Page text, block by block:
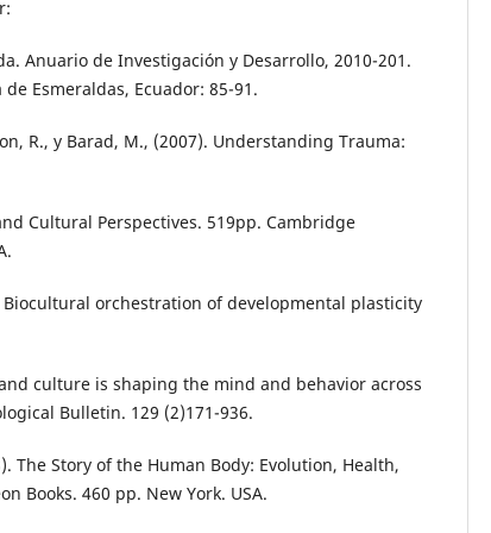
Anuario de Investigación y Desarrollo, 2010-201.
Esmeraldas, Ecuador: 85-91.
R., y Barad, M., (2007). Understanding Trauma:
Cultural Perspectives. 519pp. Cambridge
Biocultural orchestration of developmental plasticity
culture is shaping the mind and behavior across
Bulletin. 129 (2)171-936.
The Story of the Human Body: Evolution, Health,
Books. 460 pp. New York. USA.